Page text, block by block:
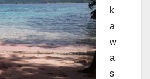
k
a
w
a
s